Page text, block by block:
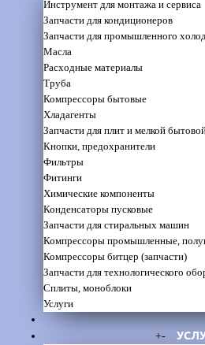
Инструмент для монтажа и сервиса
Запчасти для кондиционеров
Запчасти для промышленного
Масла
Расходные материалы
Труба
Компрессоры бытовые
Хладагенты
Запчасти для плит и мелкой
Кнопки, предохранители
Фильтры
Фитинги
Химические компоненты
Конденсаторы пусковые
Запчасти для стиральных машин
Компрессоры промышленные,
Компрессоры битцер (запчасти)
Запчасти для технологического
Сплиты, моноблоки
Услуги
+-